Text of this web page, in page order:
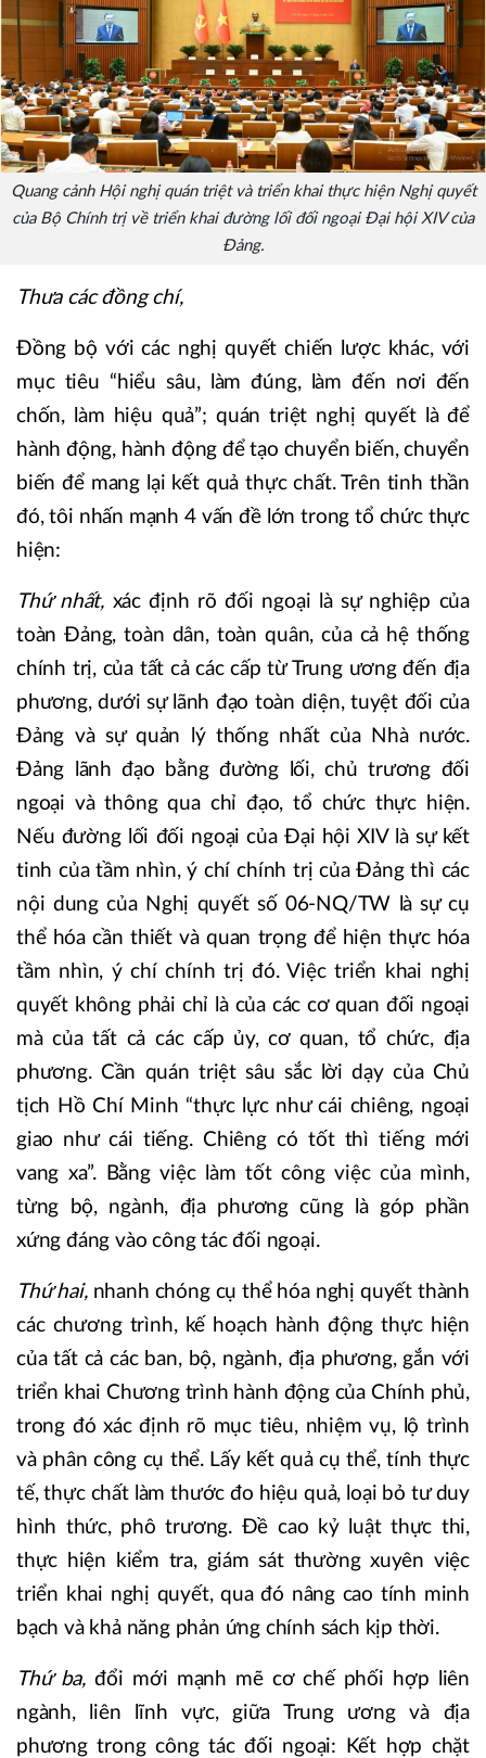
Quang cảnh Hội nghị quán triệt và triển khai thực hiện Nghị quyết
của Bộ Chính trị về triển khai đường lối đối ngoại Đại hội XIV của
Đảng.
Thưa các đồng chí,
Đồng bộ với các nghị quyết chiến lược khác, với
mục tiêu “hiểu sâu, làm đúng, làm đến nơi đến
chốn, làm hiệu quả”; quán triệt nghị quyết là để
hành động, hành động để tạo chuyển biến, chuyển
biến để mang lại kết quả thực chất. Trên tinh thần
đó, tôi nhấn mạnh 4 vấn đề lớn trong tổ chức thực
hiện:
Thứ nhất,xác định rõ đối ngoại là sự nghiệp của
toàn Đảng, toàn dân, toàn quân, của cả hệ thống
chính trị, của tất cả các cấp từ Trung ương đến địa
phương, dưới sự lãnh đạo toàn diện, tuyệt đối của
Đảng và sự quản lý thống nhất của Nhà nước.
Đảng lãnh đạo bằng đường lối, chủ trương đối
ngoại và thông qua chỉ đạo, tổ chức thực hiện.
Nếu đường lối đối ngoại của Đại hội XIV là sự kết
tinh của tầm nhìn, ý chí chính trị của Đảng thì các
nội dung của Nghị quyết số 06-NQ/TW là sự cụ
thể hóa cần thiết và quan trọng để hiện thực hóa
tầm nhìn, ý chí chính trị đó. Việc triển khai nghị
quyết không phải chỉ là của các cơ quan đối ngoại
mà của tất cả các cấp ủy, cơ quan, tổ chức, địa
phương. Cần quán triệt sâu sắc lời dạy của Chủ
tịch Hồ Chí Minh “thực lực như cái chiêng, ngoại
giao như cái tiếng. Chiêng có tốt thì tiếng mới
vang xa”. Bằng việc làm tốt công việc của mình,
từng bộ, ngành, địa phương cũng là góp phần
xứng đáng vào công tác đối ngoại.
Thứ hai,nhanh chóng cụ thể hóa nghị quyết thành
các chương trình, kế hoạch hành động thực hiện
của tất cả các ban, bộ, ngành, địa phương, gắn với
triển khai Chương trình hành động của Chính phủ,
trong đó xác định rõ mục tiêu, nhiệm vụ, lộ trình
và phân công cụ thể. Lấy kết quả cụ thể, tính thực
tế, thực chất làm thước đo hiệu quả, loại bỏ tư duy
hình thức, phô trương. Đề cao kỷ luật thực thi,
thực hiện kiểm tra, giám sát thường xuyên việc
triển khai nghị quyết, qua đó nâng cao tính minh
bạch và khả năng phản ứng chính sách kịp thời.
Thứ ba,đổi mới mạnh mẽ cơ chế phối hợp liên
ngành, liên lĩnh vực, giữa Trung ương và địa
phương trong công tác đối ngoại: Kết hợp chặt